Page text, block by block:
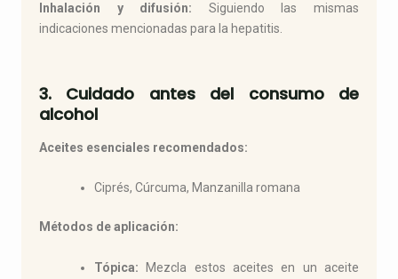
Inhalación y difusión: Siguiendo las mismas
indicaciones mencionadas para la hepatitis.
3. Cuidado antes del consumo de
alcohol
Aceites esenciales recomendados:
Ciprés, Cúrcuma, Manzanilla romana
Métodos de aplicación:
Tópica: Mezcla estos aceites en un aceite